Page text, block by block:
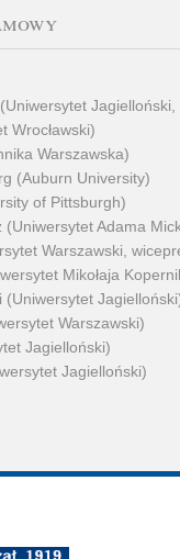
Wrocławski)
Warszawska)
(Auburn University)
of Pittsburgh)
(Uniwersytet Adama
Warszawski,
Mikołaja
(Uniwersytet
Warszawski)
Jagielloński)
Jagielloński)